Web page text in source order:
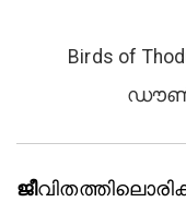
Birds of
ജീ